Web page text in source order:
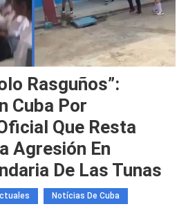
Rasguños”:
Cuba Por
Que Resta
Agresión En
De Las Tunas
Notícias De Cuba